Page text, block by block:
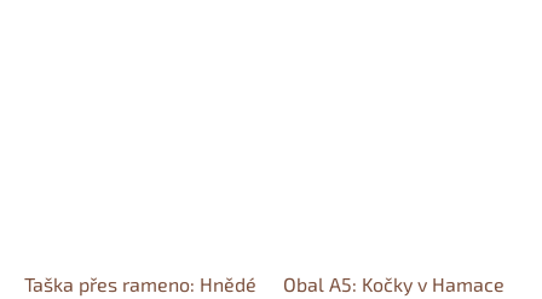
Taška přes rameno: Hnědé
Obal A5: Kočky v Hamace